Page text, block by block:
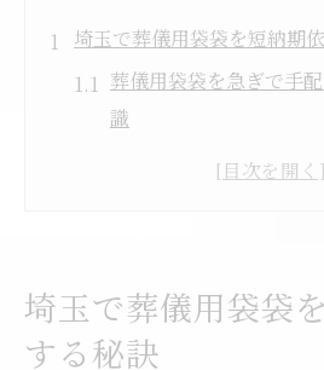
埼玉で葬儀用袋袋を短納期
葬儀用袋袋を急ぎで手
識
短納期対応ができる葬
急な葬儀にも対応可能
葬儀袋袋を希望納期で受
埼玉で葬儀用袋袋
する秘訣